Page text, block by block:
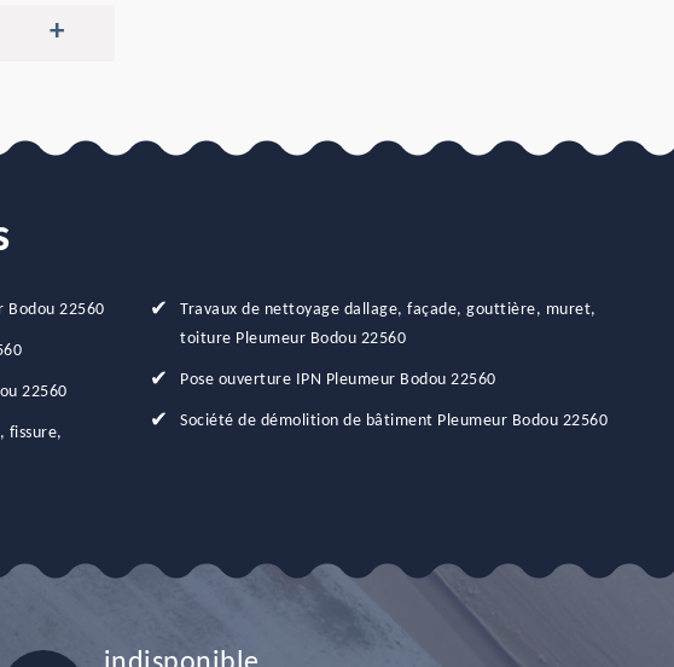
Bodou 22560
22560
fissure,
Travaux de nettoyage dallage, façade, gouttière, muret,
toiture Pleumeur Bodou 22560
Pose ouverture IPN Pleumeur Bodou 22560
Société de démolition de bâtiment Pleumeur Bodou 22560